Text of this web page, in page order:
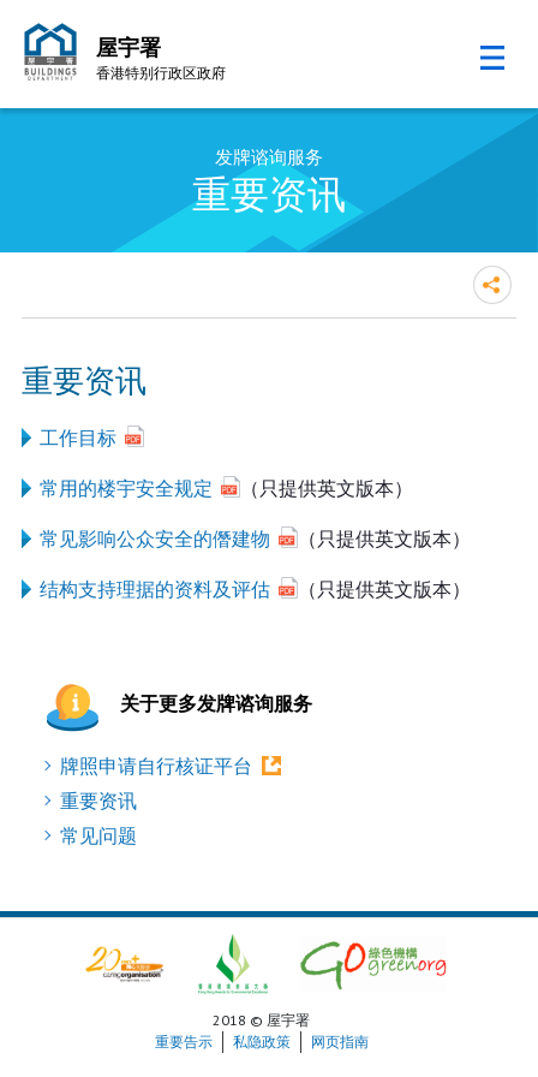
屋宇署
香港特别行政区政府
发牌谘询服务
重要资讯
重要资讯
工作目标
常用的楼宇安全规定 （只提供英文版本）
常见影响公众安全的僭建物 （只提供英文版本）
结构支持理据的资料及评估 （只提供英文版本）
关于更多发牌谘询服务
牌照申请自行核证平台
重要资讯
常见问题
2018 © 屋宇署
重要告示
私隐政策 网页指南